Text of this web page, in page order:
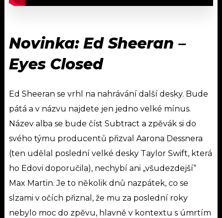
Novinka: Ed Sheeran –
Eyes Closed
Ed Sheeran se vrhl na nahrávání další desky. Bude
pátá a v názvu najdete jen jedno velké mínus.
Název alba se bude číst Subtract a zpěvák si do
svého týmu producentů přizval Aarona Dessnera
(ten udělal poslední velké desky Taylor Swift, která
ho Edovi doporučila), nechybí ani „všudezdejší“
Max Martin. Je to několik dnů nazpátek, co se
slzami v očích přiznal, že mu za poslední roky
nebylo moc do zpěvu, hlavně v kontextu s úmrtím